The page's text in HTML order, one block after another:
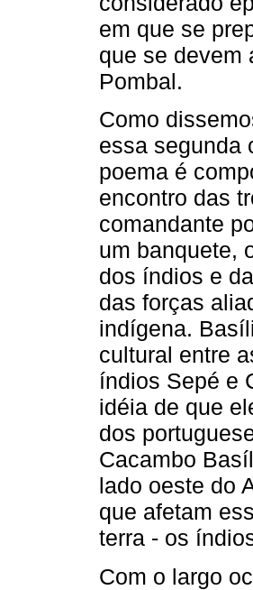
em que se
que se devem
Pombal.
Como
essa segunda
poema é
encontro das
comandante
um banquete,
dos índios e
das forças
indígena.
cultural entre
índios Sepé e
idéia de que
dos
Cacambo
lado oeste do
que afetam
terra - os
Com o largo